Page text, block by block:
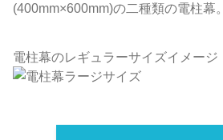
(400mm×600mm)の二種類の電柱幕。
電柱幕のレギュラーサイズイメージ